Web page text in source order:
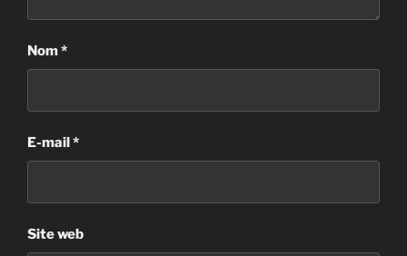
Nom*
E-mail*
Site web